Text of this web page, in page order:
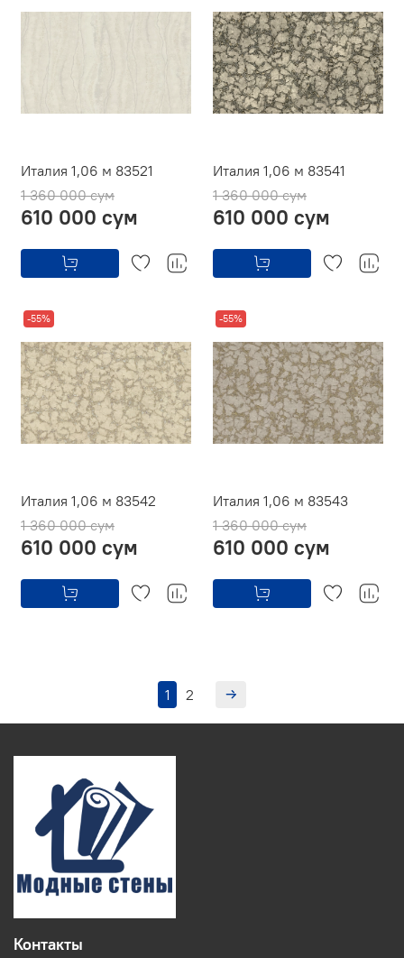
Италия 1,06 м 83521
1 360 000 сум
610 000 сум
Италия 1,06 м 83541
1 360 000 сум
610 000 сум
-55%
Италия 1,06 м 83542
1 360 000 сум
610 000 сум
-55%
Италия 1,06 м 83543
1 360 000 сум
610 000 сум
1 2
Контакты